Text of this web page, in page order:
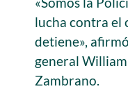
lucha contra el
detiene»,
general
Zambrano.